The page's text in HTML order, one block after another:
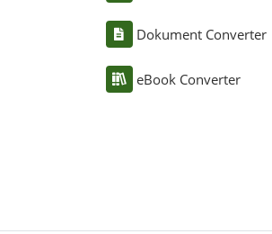
Dokument Converter
eBook Converter